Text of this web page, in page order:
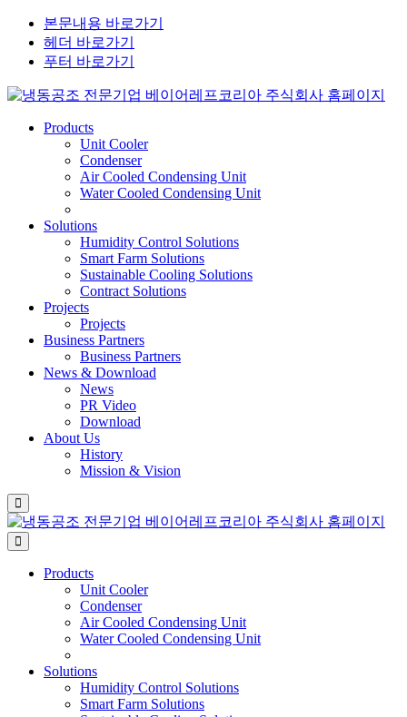
본문내용 바로가기
헤더 바로가기
푸터 바로가기
Products
Unit Cooler
Condenser
Air Cooled Condensing Unit
Water Cooled Condensing Unit
Solutions
Humidity Control Solutions
Smart Farm Solutions
Sustainable Cooling Solutions
Contract Solutions
Projects
Projects
Business Partners
Business Partners
News & Download
News
PR Video
Download
About Us
History
Mission & Vision
Products
Unit Cooler
Condenser
Air Cooled Condensing Unit
Water Cooled Condensing Unit
Solutions
Humidity Control Solutions
Smart Farm Solutions